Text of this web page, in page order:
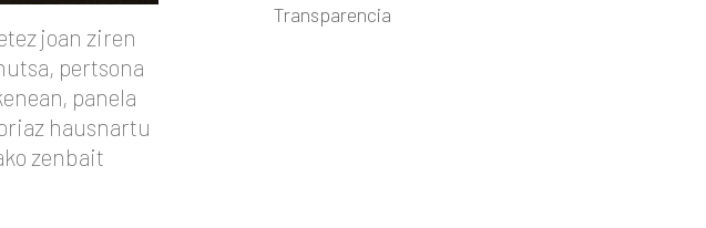
joan ziren
pertsona
panela
hausnartu
zenbait
Transparencia